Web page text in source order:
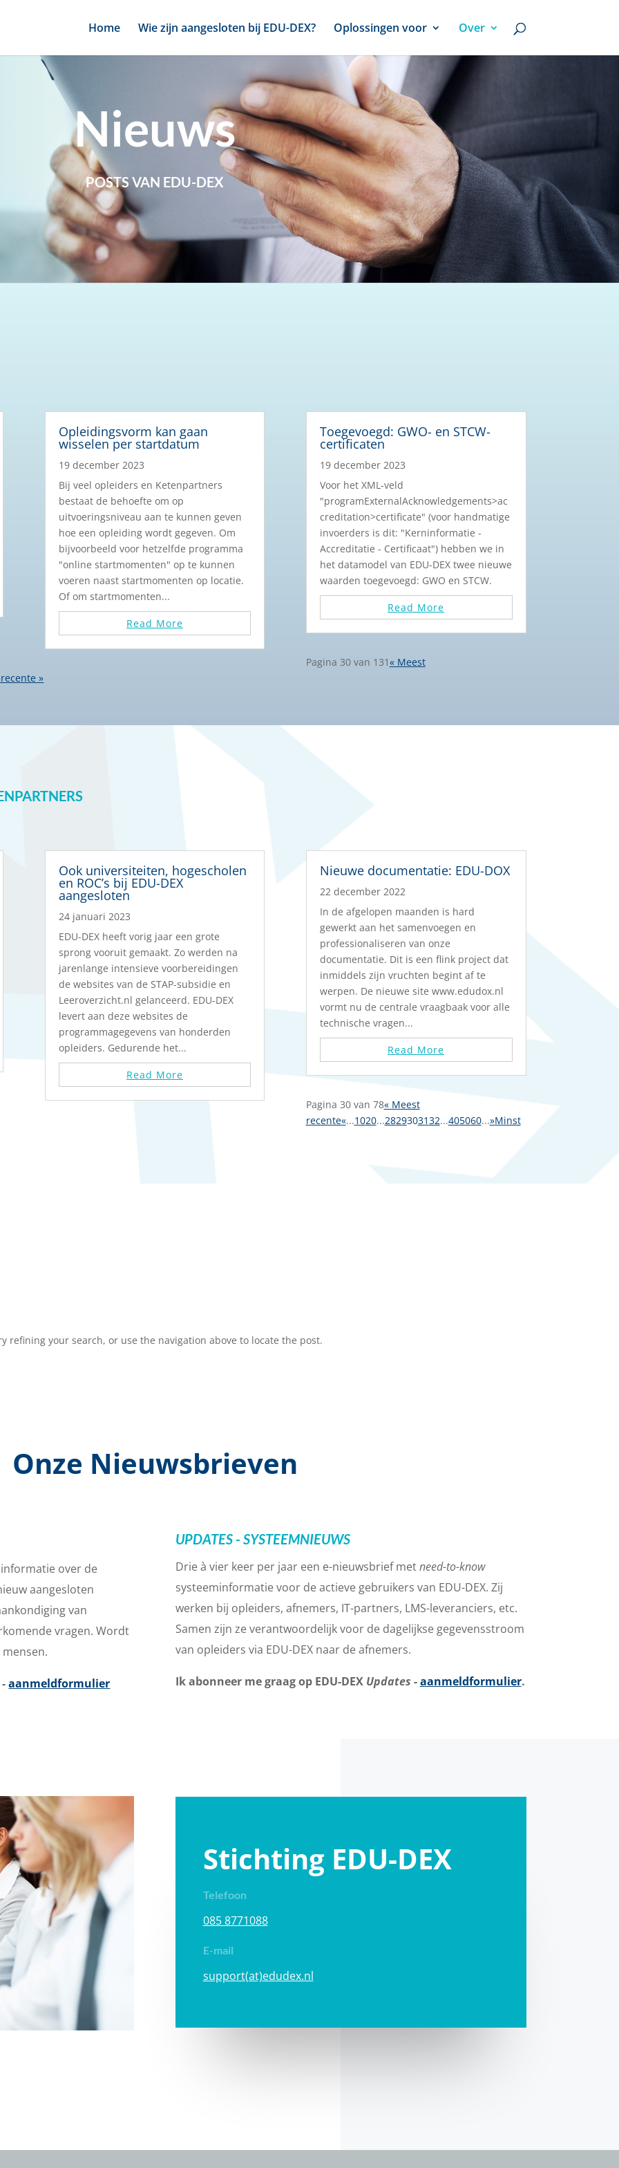
Home Wie zijn aangesloten bij EDU-DEX? Oplossingen voor Over
Nieuws
POSTS VAN EDU-DEX
Opleidingsvorm kan gaan
wisselen per startdatum
19 december 2023
Bij veel opleiders en Ketenpartners
bestaat de behoefte om op
uitvoeringsniveau aan te kunnen geven
hoe een opleiding wordt gegeven. Om
bijvoorbeeld voor hetzelfde programma
"online startmomenten" op te kunnen
voeren naast startmomenten op locatie.
Of om startmomenten...
Read More
Toegevoegd: GWO- en STCW-
certificaten
19 december 2023
Voor het XML-veld
"programExternalAcknowledgements>ac
creditation>certificate" (voor handmatige
invoerders is dit: "Kerninformatie -
Accreditatie - Certificaat") hebben we in
het datamodel van EDU-DEX twee nieuwe
waarden toegevoegd: GWO en STCW.
Read More
Pagina 30 van 131« Meest
»
Ook universiteiten, hogescholen
en ROC’s bij EDU-DEX
aangesloten
24 januari 2023
EDU-DEX heeft vorig jaar een grote
sprong vooruit gemaakt. Zo werden na
jarenlange intensieve voorbereidingen
de websites van de STAP-subsidie en
Leeroverzicht.nl gelanceerd. EDU-DEX
levert aan deze websites de
programmagegevens van honderden
opleiders. Gedurende het...
Read More
Nieuwe documentatie: EDU-DOX
22 december 2022
In de afgelopen maanden is hard
gewerkt aan het samenvoegen en
professionaliseren van onze
documentatie. Dit is een flink project dat
inmiddels zijn vruchten begint af te
werpen. De nieuwe site www.edudox.nl
vormt nu de centrale vraagbaak voor alle
technische vragen...
Read More
Pagina 30 van 78« Meest
recente«...1020...2829303132...405060...»Minst
refining your search, or use the navigation above to locate the post.
Onze Nieuwsbrieven
over de
aangesloten
van
vragen. Wordt
-aanmeldformulier
UPDATES - SYSTEEMNIEUWS
Drie à vier keer per jaar een e-nieuwsbrief metneed-to-know
systeeminformatie voor de actieve gebruikers van EDU-DEX. Zij
werken bij opleiders, afnemers, IT-partners, LMS-leveranciers, etc.
Samen zijn ze verantwoordelijk voor de dagelijkse gegevensstroom
van opleiders via EDU-DEX naar de afnemers.
Ik abonneer me graag op EDU-DEX Updates -aanmeldformulier.
Stichting EDU-DEX
Telefoon
085 8771088
E-mail
support(at)edudex.nl